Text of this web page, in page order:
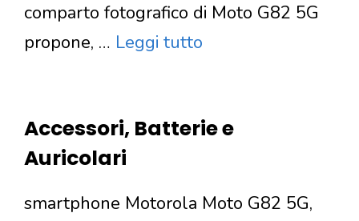
comparto fotografico di Moto G82 5G
propone, … Leggi tutto
Accessori, Batterie e
Auricolari
smartphone Motorola Moto G82 5G,